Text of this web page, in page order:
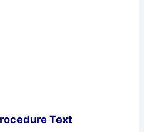
Text